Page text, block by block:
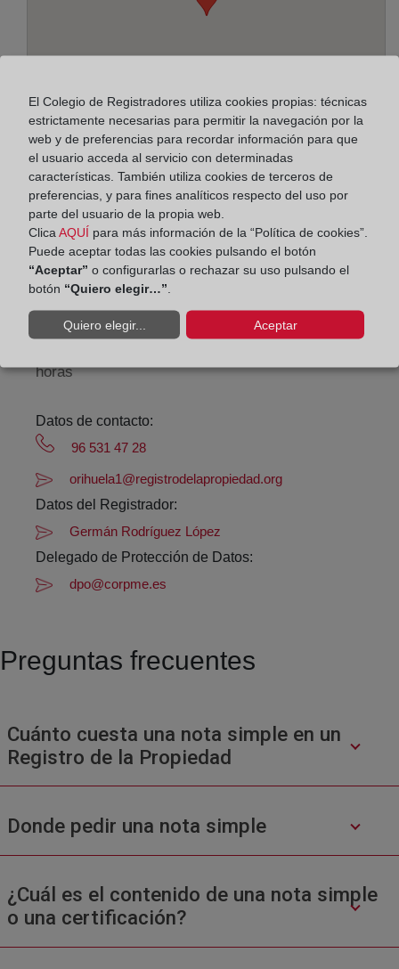
Dirección:
Francisco Tormo de Haro, 24, 3300
Horario:
Agosto: De lunes a viernes de 09:00 a 14:00 horas
horas
Datos de contacto:
96 531 47 28
orihuela1@registrodelapropiedad.org
Datos del Registrador:
Germán Rodríguez López
Delegado de Protección de Datos:
dpo@corpme.es
Preguntas frecuentes
Cuánto cuesta una nota simple en un
Registro de la Propiedad
Donde pedir una nota simple
¿Cuál es el contenido de una nota simple
o una certificación?
El Colegio de Registradores utiliza cookies propias: técnicas
estrictamente necesarias para permitir la navegación por la
web y de preferencias para recordar información para que
el usuario acceda al servicio con determinadas
características. También utiliza cookies de terceros de
preferencias, y para fines analíticos respecto del uso por
parte del usuario de la propia web.
Clica AQUÍ para más información de la “Política de cookies”.
Puede aceptar todas las cookies pulsando el botón
“Aceptar” o configurarlas o rechazar su uso pulsando el
botón “Quiero elegir…”
Quiero elegir... Aceptar